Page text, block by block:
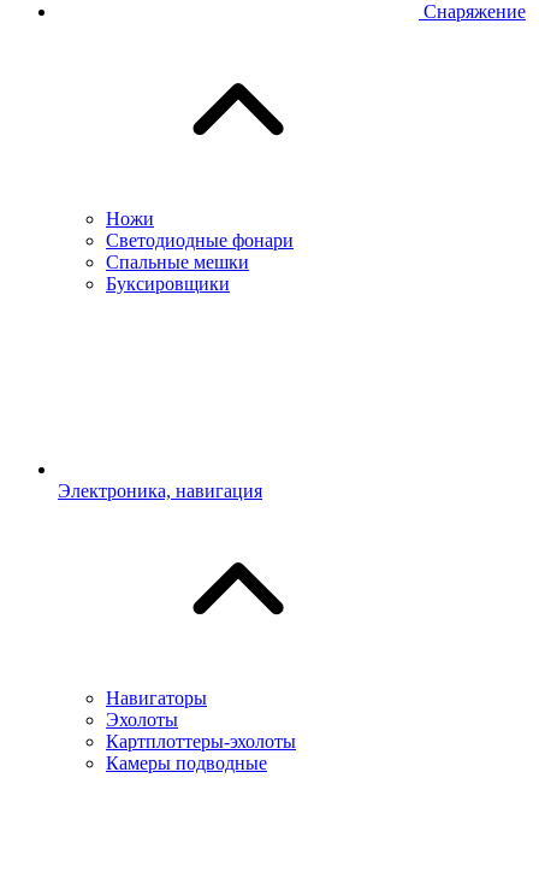
Снаряжение
Ножи
Светодиодные фонари
Спальные мешки
Буксировщики
Электроника, навигация
Навигаторы
Эхолоты
Картплоттеры-эхолоты
Камеры подводные